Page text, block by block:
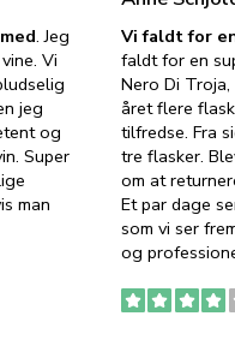
. Jeg
Vi
jeg
og
Super
man
Vi faldt for
faldt for en
Nero Di
året flere
tilfredse. Fra
tre flasker.
om at
Et par dage
som vi ser
og